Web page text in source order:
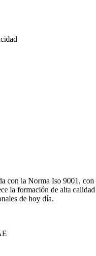
con la Norma Iso 9001, con
la formación de alta calidad
de hoy día.